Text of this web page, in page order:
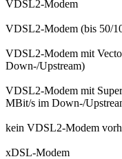
VDSL2-Modem
VDSL2-Modem (bis 50/
VDSL2-Modem mit
Down-/Upstream)
VDSL2-Modem mit
MBit/s im Down-/
kein VDSL2-Modem
xDSL-Modem